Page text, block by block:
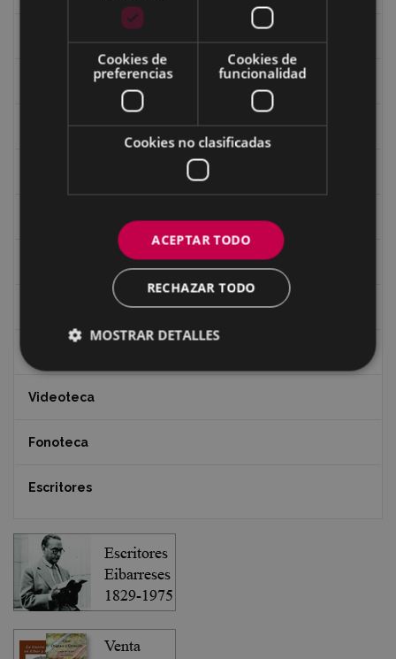
Goi Argi
Revista "Gure Herria"
Documentos y artículos
Videoteca
Fonoteca
Escritores
Cookies de
preferencias
Cookies de
funcionalidad
Cookies no clasificadas
ACEPTAR TODO
RECHAZAR TODO
MOSTRAR DETALLES